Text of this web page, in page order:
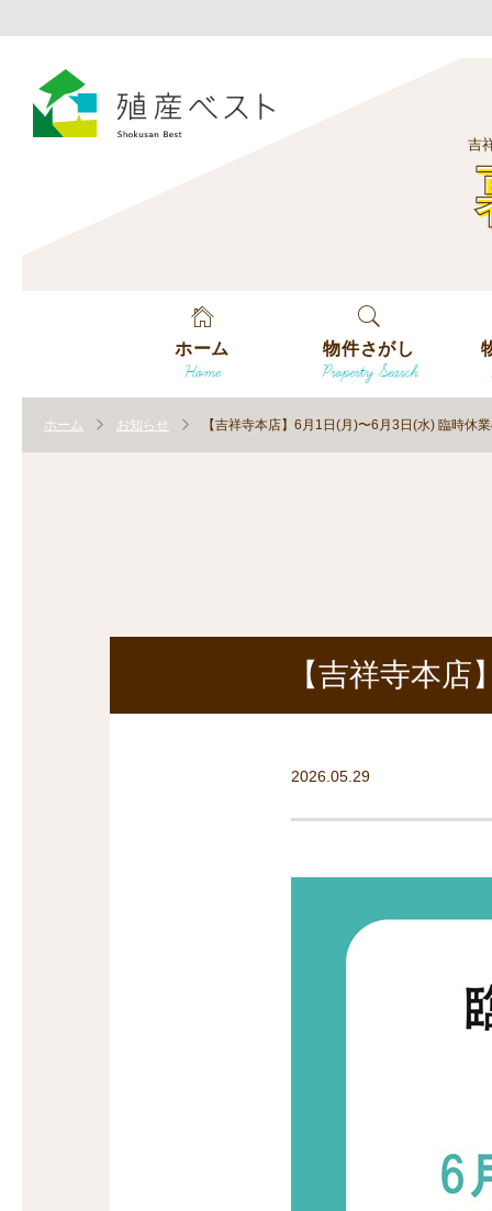
吉
ホーム
Home
物件さがし
Property Search
す
ホーム お知らせ 【吉祥寺本店】6月1日(月)〜6月3日(水) 臨時休
【吉祥寺本
2026.05.29